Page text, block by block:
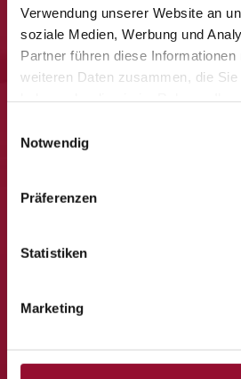
Verwendung unserer Website an
soziale Medien, Werbung und
Partner führen diese
weiteren Daten zusammen, die
Notwendig
Präferenzen
Statistiken
Marketing
Viermal im Jahr senden wir Ihnen
unseren neuesten Veranstaltungen,
besonderen Momenten aus